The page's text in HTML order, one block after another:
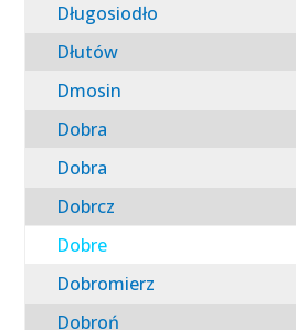
Długosiodło
Dłutów
Dmosin
Dobra
Dobra
Dobrcz
Dobre
Dobromierz
Dobroń